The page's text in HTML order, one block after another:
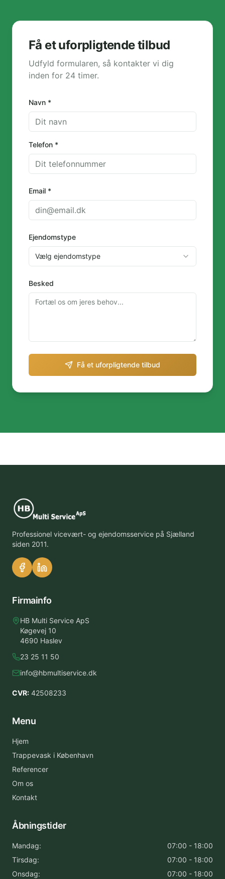
Få et uforpligtende tilbud
Udfyld formularen, så kontakter vi dig
inden for 24 timer.
Navn *
Telefon *
Email *
Ejendomstype
Vælg ejendomstype
Besked
Få et uforpligtende tilbud
Professionel vicevært- og ejendomsservice på Sjælland
siden 2011.
Firmainfo
HB Multi Service ApS
Køgevej 10
4690 Haslev
23 25 11 50
info@hbmultiservice.dk
CVR: 42508233
Menu
Hjem
Trappevask i København
Referencer
Om os
Kontakt
Åbningstider
Mandag:
07:00 - 18:00
Tirsdag:
07:00 - 18:00
Onsdag:
07:00 - 18:00